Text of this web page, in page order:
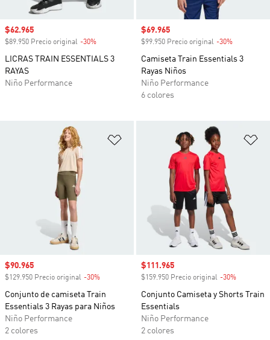
Precio de venta
$62.965
$89.950 Precio original -30%
LICRAS TRAIN ESSENTIALS 3
RAYAS
Niño Performance
Precio de venta
$69.965
$99.950 Precio original -30%
Camiseta Train Essentials 3
Rayas Niños
Niño Performance
6 colores
Añadir a la lista de deseos
Precio de venta
$90.965
$129.950 Precio original -30%
Conjunto de camiseta Train
Essentials 3 Rayas para Niños
Niño Performance
2 colores
Precio de venta
$111.965
$159.950 Precio original -30%
Conjunto Camiseta y Shorts Train
Essentials
Niño Performance
2 colores